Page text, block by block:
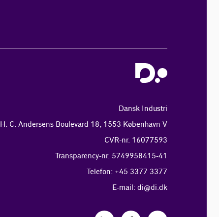
Dansk Industri
H. C. Andersens Boulevard 18, 1553 København V
CVR-nr. 16077593
Transparency-nr. 5749958415-41
Telefon: +45 3377 3377
E-mail: di@di.dk